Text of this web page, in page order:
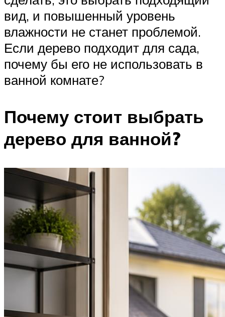
вид, и повышенный уровень
влажности не станет проблемой.
Если дерево подходит для сада,
почему бы его не использовать в
ванной комнате?
Почему стоит выбрать
дерево для ванной?